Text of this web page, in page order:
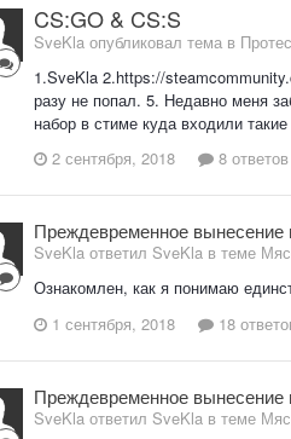
CS:GO & CS:S
SveKla опубликовал тема в
1.SveKla 2.https://
разу не попал. 5. Недавно меня
набор в стиме куда входили
2 сентября, 2018
8 ответов
Преждевременное вынесение
SveKla ответил SveKla в теме
Ознакомлен, как я понимаю
1 сентября, 2018
18
Преждевременное вынесение
SveKla ответил SveKla в теме